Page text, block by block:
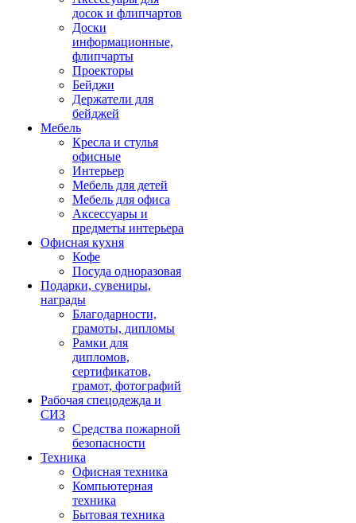
досок и флипчартов
Доски
информационные,
флипчарты
Проекторы
Бейджи
Держатели для
бейджей
Мебель
Кресла и стулья
офисные
Интерьер
Мебель для детей
Мебель для офиса
Аксессуары и
предметы интерьера
Офисная кухня
Кофе
Посуда одноразовая
Подарки, сувениры,
награды
Благодарности,
грамоты, дипломы
Рамки для
дипломов,
сертификатов,
грамот, фотографий
Рабочая спецодежда и
СИЗ
Средства пожарной
безопасности
Техника
Офисная техника
Компьютерная
техника
Бытовая техника